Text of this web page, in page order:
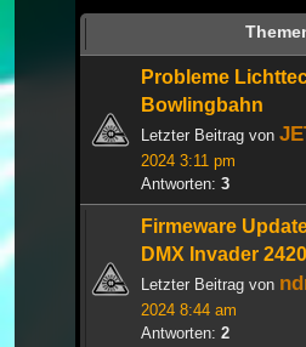
Probleme
Bowlingbahn
Letzter Beitrag von
2024 3:11 pm
Antworten: 3
Firmeware
DMX Invader 2420
Letzter Beitrag von
2024 8:44 am
Antworten: 2